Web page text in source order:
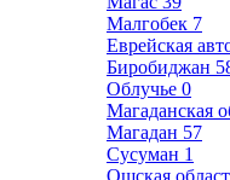
Малгобек 7
Еврейская
Биробиджан
Облучье 0
Магаданская
Магадан 57
Сусуман 1
Ошская